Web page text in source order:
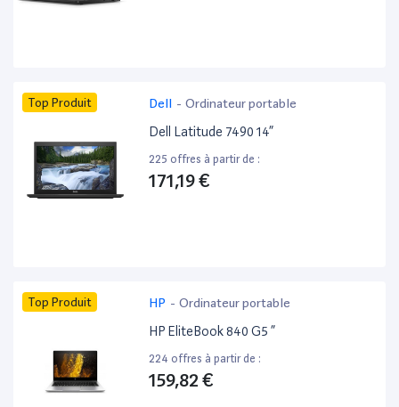
Top Produit Dell - Ordinateur portable
Dell Latitude 7490 14”
225 offres à partir de :
171,19 €
Top Produit HP - Ordinateur portable
HP EliteBook 840 G5 ”
224 offres à partir de :
159,82 €